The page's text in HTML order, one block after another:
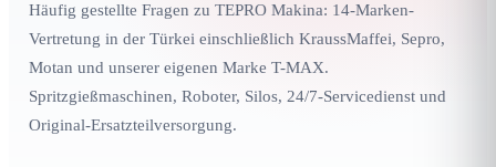
Häufig gestellte Fragen zu TEPRO Makina: 14-Marken-
Vertretung in der Türkei einschließlich KraussMaffei, Sepro,
Motan und unserer eigenen Marke T-MAX.
Spritzgießmaschinen, Roboter, Silos, 24/7-Servicedienst und
Original-Ersatzteilversorgung.